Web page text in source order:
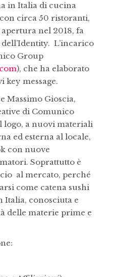
in Italia di cucina
circa 50 ristoranti,
nel 2018, fa
dell’Identity. L’incarico
Group
), che ha elaborato
key message.
Massimo Gioscia,
di Comunico
logo, a nuovi materiali
ed esterna al locale,
con nuove
Soprattutto è
al mercato, perché
come catena sushi
Italia, conosciuta e
delle materie prime e